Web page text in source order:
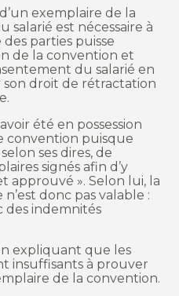
exemplaire de la
est nécessaire à
parties puisse
de la convention et
du salarié en
son droit de rétractation
été en possession
convention puisque
ses dires, de
signés afin d’y
approuvé ». Selon lui, la
donc pas valable :
des indemnités
expliquant que les
insuffisants à prouver
de la convention.